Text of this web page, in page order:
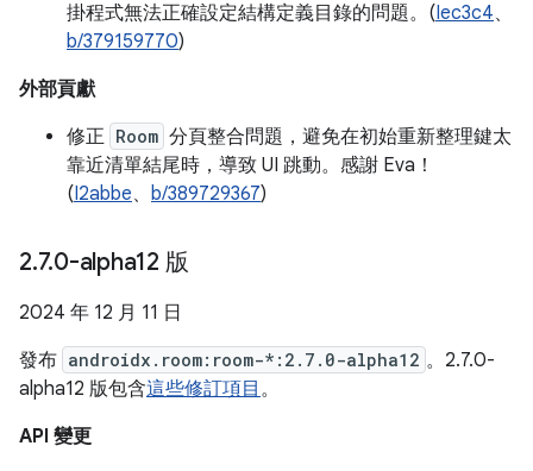
掛程式無法正確設定結構定義目錄的問題。(Iec3c4、
b/379159770)
外部貢獻
修正 Room 分頁整合問題，避免在初始重新整理鍵太
靠近清單結尾時，導致 UI 跳動。感謝 Eva！
(I2abbe、 b/389729367)
2.7.0-alpha12 版
2024 年 12 月 11 日
發布 androidx.room:room-*:2.7.0-alpha12 。2.7.0-
alpha12 版包含這些修訂項目 。
API 變更